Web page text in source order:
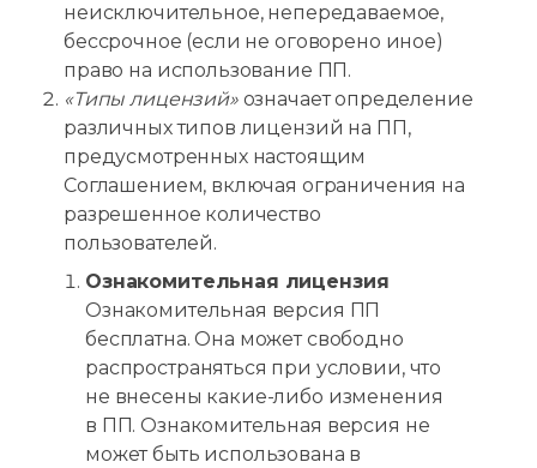
неисключительное, непередаваемое,
бессрочное (если не оговорено иное)
право на использование ПП.
«Типы лицензий»означает определение
различных типов лицензий на ПП,
предусмотренных настоящим
Соглашением, включая ограничения на
разрешенное количество
пользователей.
Ознакомительная лицензия
Ознакомительная версия ПП
бесплатна. Она может свободно
распространяться при условии, что
не внесены какие-либо изменения
в ПП. Ознакомительная версия не
может быть использована в